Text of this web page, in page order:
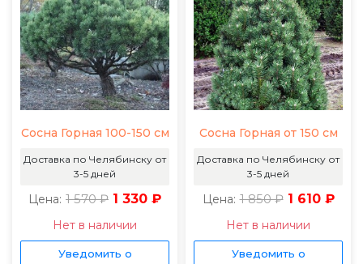
Сосна Горная 100-150 см
Доставка по Челябинску от
3-5 дней
Цена: 1 570 ₽ 1 330 ₽
Нет в наличии
Уведомить о
Сосна Горная от 150 см
Доставка по Челябинску от
3-5 дней
Цена: 1 850 ₽ 1 610 ₽
Нет в наличии
Уведомить о